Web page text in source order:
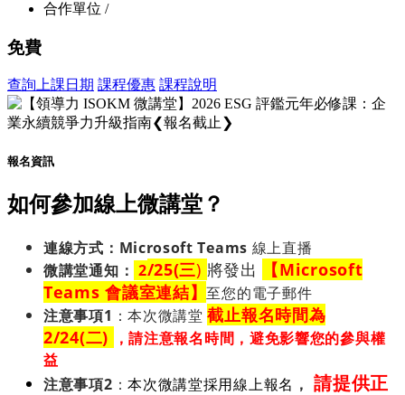
合作單位 /
免費
查詢上課日期 課程優惠 課程說明
報名資訊
如何參加線上微講堂？
連線方式：Microsoft Teams 線上直播
微講堂通知 ： 2/25(三) 將發出
【Microsoft
Teams 會議室連結】至您的電子郵件
注意事項1 ：本次微講堂截止報名時間為
2/24(二)
，請注意報名時間，避免影響您的參與權
益
注意事項2 ：本次微講堂採用線上報名 ， 請提供正